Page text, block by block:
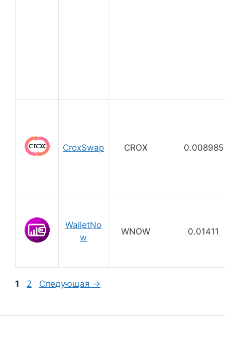
CroxSwap CROX 0.008985
WalletNo
w
WNOW 0.01411
Страница
1 Страница
2 Следующая →